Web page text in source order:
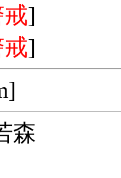
]
]
森